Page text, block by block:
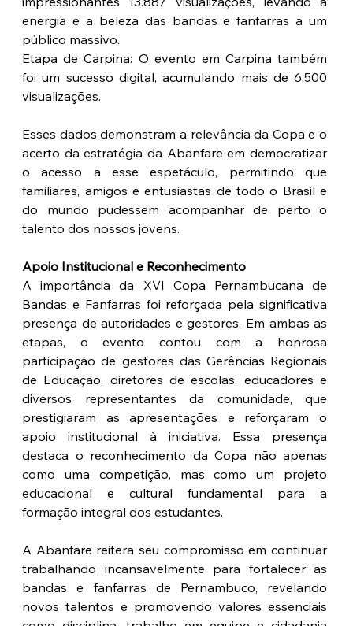
energia e a beleza das bandas e fanfarras a um
público massivo.
Etapa de Carpina: O evento em Carpina também
foi um sucesso digital, acumulando mais de 6.500
visualizações.
Esses dados demonstram a relevância da Copa e o
acerto da estratégia da Abanfare em democratizar
o acesso a esse espetáculo, permitindo que
familiares, amigos e entusiastas de todo o Brasil e
do mundo pudessem acompanhar de perto o
talento dos nossos jovens.
Apoio Institucional e Reconhecimento
A importância da XVI Copa Pernambucana de
Bandas e Fanfarras foi reforçada pela significativa
presença de autoridades e gestores. Em ambas as
etapas, o evento contou com a honrosa
participação de gestores das Gerências Regionais
de Educação, diretores de escolas, educadores e
diversos representantes da comunidade, que
prestigiaram as apresentações e reforçaram o
apoio institucional à iniciativa. Essa presença
destaca o reconhecimento da Copa não apenas
como uma competição, mas como um projeto
educacional e cultural fundamental para a
formação integral dos estudantes.
A Abanfare reitera seu compromisso em continuar
trabalhando incansavelmente para fortalecer as
bandas e fanfarras de Pernambuco, revelando
novos talentos e promovendo valores essenciais